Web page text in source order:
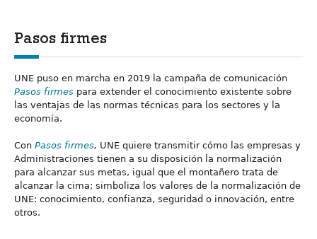
Pasos firmes
UNE puso en marcha en 2019 la campaña de comunicación
Pasos firmes para extender el conocimiento existente sobre
las ventajas de las normas técnicas para los sectores y la
economía.
Con Pasos firmes, UNE quiere transmitir cómo las empresas y
Administraciones tienen a su disposición la normalización
para alcanzar sus metas, igual que el montañero trata de
alcanzar la cima; simboliza los valores de la normalización de
UNE: conocimiento, confianza, seguridad o innovación, entre
otros.